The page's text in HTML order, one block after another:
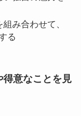
み合わせて、
る
得意なことを見